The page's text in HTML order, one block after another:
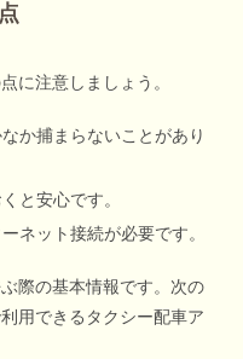
に注意しましょう。
か捕まらないことがあり
と安心です。
ネット接続が必要です。
際の基本情報です。次の
用できるタクシー配車ア